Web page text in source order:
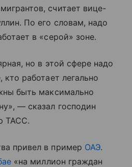
считает вице-
По его словам, надо
в «серой» зоне.
но в этой сфере надо
кто работает легально
быть максимально
— сказал господин
ТАСС.
привел в пример ОАЭ.
«на миллион граждан